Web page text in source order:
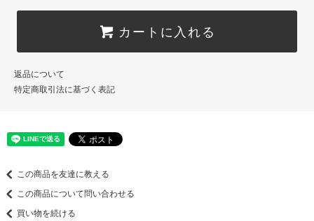
カートに入れる
返品について
特定商取引法に基づく表記
この商品を友達に教える
この商品について問い合わせる
買い物を続ける